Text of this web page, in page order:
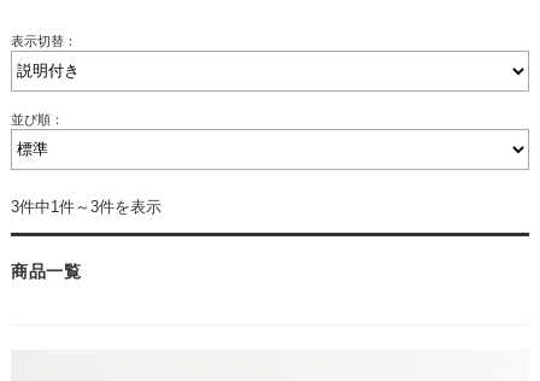
表示切替：
並び順：
3件中1件～3件を表示
商品一覧